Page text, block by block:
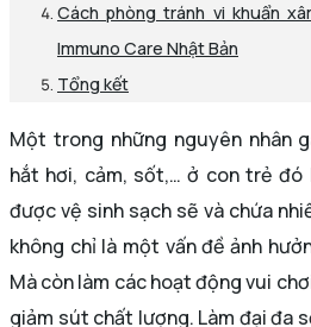
Cách phòng tránh vi khuẩn
Immuno Care Nhật Bản
Tổng kết
Một trong những nguyên nhân
hắt hơi, cảm, sốt,… ở con trẻ
được vệ sinh sạch sẽ và chứa
không chỉ là một vấn đề ảnh
Mà còn làm các hoạt động vui
giảm sút chất lượng. Làm đại đa